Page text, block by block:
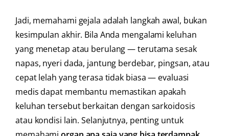
Jadi, memahami gejala adalah langkah awal, bukan
kesimpulan akhir. Bila Anda mengalami keluhan
yang menetap atau berulang — terutama sesak
napas, nyeri dada, jantung berdebar, pingsan, atau
cepat lelah yang terasa tidak biasa — evaluasi
medis dapat membantu memastikan apakah
keluhan tersebut berkaitan dengan sarkoidosis
atau kondisi lain. Selanjutnya, penting untuk